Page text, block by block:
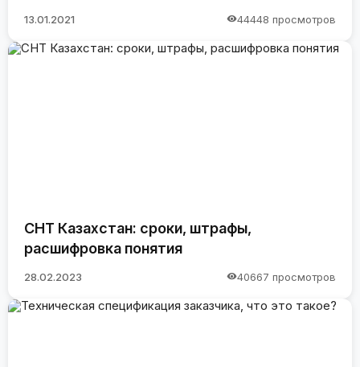
13.01.2021 44448 просмотров
СНТ Казахстан: сроки, штрафы,
расшифровка понятия
28.02.2023 40667 просмотров